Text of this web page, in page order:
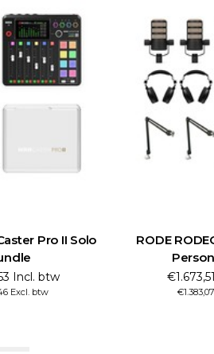
Pro II Solo
Incl. btw
Excl. btw
RODE